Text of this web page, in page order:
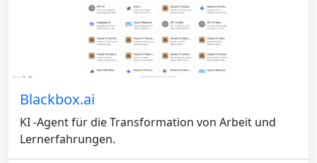
Blackbox.ai
KI -Agent für die Transformation von Arbeit und
Lernerfahrungen.